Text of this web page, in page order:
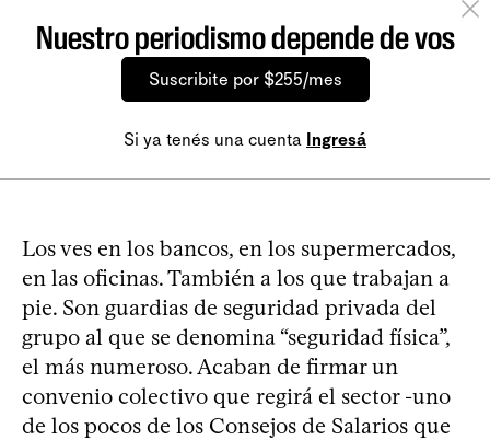
Nuestro periodismo depende de vos
Suscribite por $255/mes
Si ya tenés una cuenta Ingresá
Los ves en los bancos, en los supermercados,
en las oficinas. También a los que trabajan a
pie. Son guardias de seguridad privada del
grupo al que se denomina “seguridad física”,
el más numeroso. Acaban de firmar un
convenio colectivo que regirá el sector -uno
de los pocos de los Consejos de Salarios que